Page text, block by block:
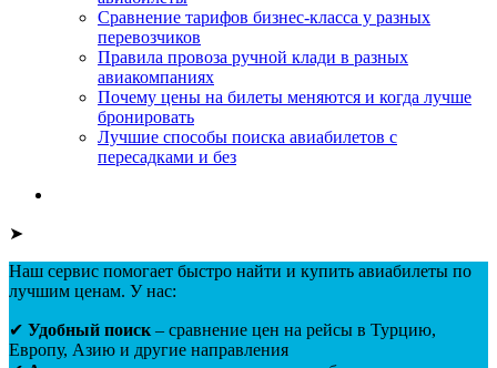
Сравнение тарифов бизнес-класса у разных
перевозчиков
Правила провоза ручной клади в разных
авиакомпаниях
Почему цены на билеты меняются и когда лучше
бронировать
Лучшие способы поиска авиабилетов с
пересадками и без
➤
Наш сервис помогает быстро найти и купить авиабилеты по
лучшим ценам. У нас:
✔ Удобный поиск– сравнение цен на рейсы в Турцию,
Европу, Азию и другие направления